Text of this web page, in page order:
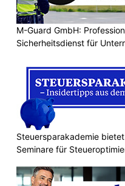
M-Guard GmbH:
Sicherheitsdienst für
Steuersparakademie
Seminare für